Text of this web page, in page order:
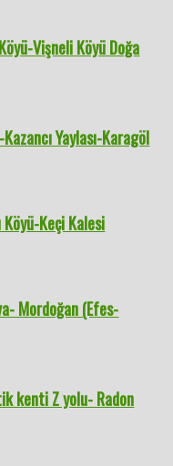
Vişneli Köyü Doğa
Yaylası-Karagöl
Keçi Kalesi
Mordoğan (Efes-
kenti Z yolu- Radon